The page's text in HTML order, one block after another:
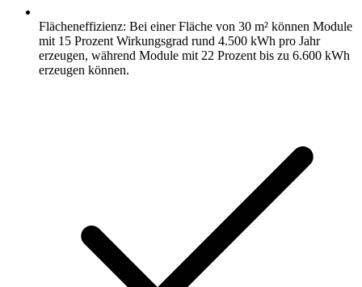
Flächeneffizienz: Bei einer Fläche von 30 m² können Module
mit 15 Prozent Wirkungsgrad rund 4.500 kWh pro Jahr
erzeugen, während Module mit 22 Prozent bis zu 6.600 kWh
erzeugen können.